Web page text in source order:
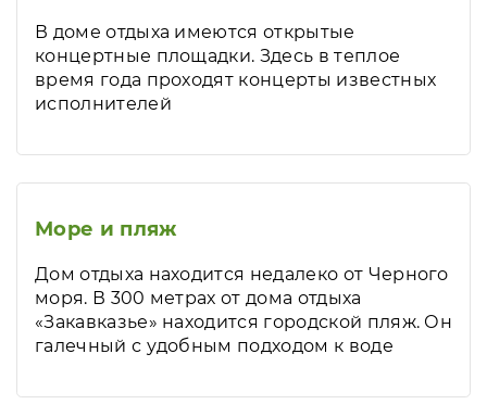
В доме отдыха имеются открытые
концертные площадки. Здесь в теплое
время года проходят концерты известных
исполнителей
Море и пляж
Дом отдыха находится недалеко от Черного
моря. В 300 метрах от дома отдыха
«Закавказье» находится городской пляж. Он
галечный с удобным подходом к воде